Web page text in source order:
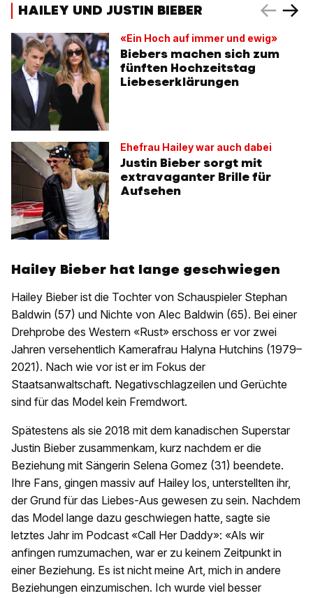
HAILEY UND JUSTIN BIEBER
«Ein Hoch auf immer und ewig»
Biebers machen sich zum
fünften Hochzeitstag
Liebeserklärungen
Ehefrau Hailey war auch dabei
Justin Bieber sorgt mit
extravaganter Brille für
Aufsehen
Hailey Bieber hat lange geschwiegen
Hailey Bieber ist die Tochter von Schauspieler Stephan
Baldwin (57) und Nichte von Alec Baldwin (65). Bei einer
Drehprobe des Western «Rust» erschoss er vor zwei
Jahren versehentlich Kamerafrau Halyna Hutchins (1979–
2021). Nach wie vor ist er im Fokus der
Staatsanwaltschaft. Negativschlagzeilen und Gerüchte
sind für das Model kein Fremdwort.
Spätestens als sie 2018 mit dem kanadischen Superstar
Justin Bieber zusammenkam, kurz nachdem er die
Beziehung mit Sängerin Selena Gomez (31) beendete.
Ihre Fans, gingen massiv auf Hailey los, unterstellten ihr,
der Grund für das Liebes-Aus gewesen zu sein. Nachdem
das Model lange dazu geschwiegen hatte, sagte sie
letztes Jahr im Podcast «Call Her Daddy»: «Als wir
anfingen rumzumachen, war er zu keinem Zeitpunkt in
einer Beziehung. Es ist nicht meine Art, mich in andere
Beziehungen einzumischen. Ich wurde viel besser